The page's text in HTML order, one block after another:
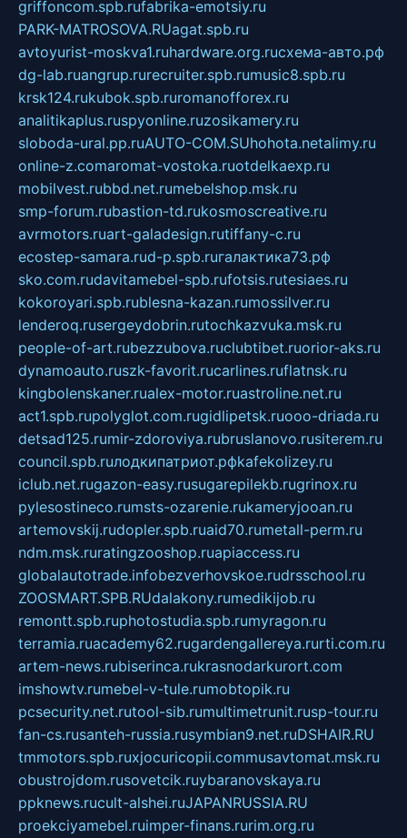
griffoncom.spb.rufabrika-emotsiy.ru
PARK-MATROSOVA.RUagat.spb.ru
avtoyurist-moskva1.ruhardware.org.ruсхема-авто.рф
dg-lab.ruangrup.rurecruiter.spb.rumusic8.spb.ru
krsk124.rukubok.spb.ruromanofforex.ru
analitikaplus.ruspyonline.ruzosikamery.ru
sloboda-ural.pp.ruAUTO-COM.SUhohota.netalimy.ru
online-z.comaromat-vostoka.ruotdelkaexp.ru
mobilvest.rubbd.net.rumebelshop.msk.ru
smp-forum.rubastion-td.rukosmoscreative.ru
avrmotors.ruart-galadesign.rutiffany-c.ru
ecostep-samara.rud-p.spb.ruгалактика73.рф
sko.com.rudavitamebel-spb.rufotsis.rutesiaes.ru
kokoroyari.spb.rublesna-kazan.rumossilver.ru
lenderoq.rusergeydobrin.rutochkazvuka.msk.ru
people-of-art.rubezzubova.ruclubtibet.ruorior-aks.ru
dynamoauto.ruszk-favorit.rucarlines.ruflatnsk.ru
kingbolenskaner.rualex-motor.ruastroline.net.ru
act1.spb.rupolyglot.com.rugidlipetsk.ruooo-driada.ru
detsad125.rumir-zdoroviya.rubruslanovo.rusiterem.ru
council.spb.ruлодкипатриот.рфkafekolizey.ru
iclub.net.rugazon-easy.rusugarepilekb.rugrinox.ru
pylesostineco.rumsts-ozarenie.rukameryjooan.ru
artemovskij.rudopler.spb.ruaid70.rumetall-perm.ru
ndm.msk.ruratingzooshop.ruapiaccess.ru
globalautotrade.infobezverhovskoe.rudrsschool.ru
ZOOSMART.SPB.RUdalakony.rumedikijob.ru
remontt.spb.ruphotostudia.spb.rumyragon.ru
terramia.ruacademy62.rugardengallereya.rurti.com.ru
artem-news.rubiserinca.rukrasnodarkurort.com
imshowtv.rumebel-v-tule.rumobtopik.ru
pcsecurity.net.rutool-sib.rumultimetrunit.rusp-tour.ru
fan-cs.rusanteh-russia.rusymbian9.net.ruDSHAIR.RU
tmmotors.spb.ruxjocuricopii.commusavtomat.msk.ru
obustrojdom.rusovetcik.ruybaranovskaya.ru
ppknews.rucult-alshei.ruJAPANRUSSIA.RU
proekciyamebel.ruimper-finans.rurim.org.ru